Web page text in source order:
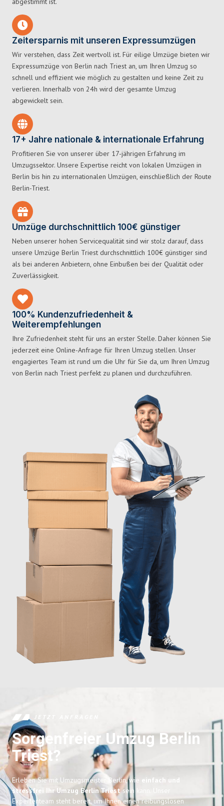
Zeitersparnis mit unseren Expressumzügen
Wir verstehen, dass Zeit wertvoll ist. Für eilige Umzüge bieten wir
Expressumzüge von Berlin nach Triest an, um Ihren Umzug so
schnell und effizient wie möglich zu gestalten und keine Zeit zu
verlieren. Innerhalb von 24h wird der gesamte Umzug
abgewickelt sein.
17+ Jahre nationale & internationale Erfahrung
Profitieren Sie von unserer über 17-jährigen Erfahrung im
Umzugssektor. Unsere Expertise reicht von lokalen Umzügen in
Berlin bis hin zu internationalen Umzügen, einschließlich der Route
Berlin-Triest.
Umzüge durchschnittlich 100€ günstiger
Neben unserer hohen Servicequalität sind wir stolz darauf, dass
unsere Umzüge Berlin Triest durchschnittlich 100€ günstiger sind
als bei anderen Anbietern, ohne Einbußen bei der Qualität oder
Zuverlässigkeit.
100% Kundenzufriedenheit &
Weiterempfehlungen
Ihre Zufriedenheit steht für uns an erster Stelle. Daher können Sie
jederzeit eine Online-Anfrage für Ihren Umzug stellen. Unser
engagiertes Team ist rund um die Uhr für Sie da, um Ihren Umzug
von Berlin nach Triest perfekt zu planen und durchzuführen.
JETZT ANFRAGEN
Sorgenfreier Umzug Berlin
Triest?
Erleben Sie mit Umzugsmeister Berlin, wie einfach und
stressfrei Ihr Umzug Berlin Triestsein kann. Unser
Expertenteam steht bereit, um Ihnen einen reibungslosen